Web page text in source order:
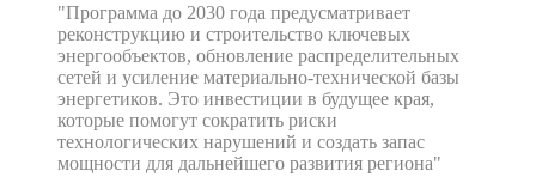
"Программа до 2030 года предусматривает
реконструкцию и строительство ключевых
энергообъектов, обновление распределительных
сетей и усиление материально-технической базы
энергетиков. Это инвестиции в будущее края,
которые помогут сократить риски
технологических нарушений и создать запас
мощности для дальнейшего развития региона"